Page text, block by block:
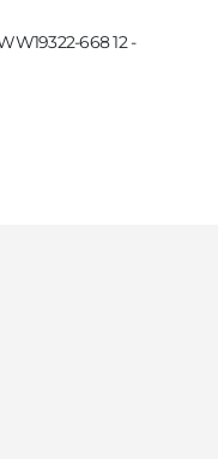
668 12 -